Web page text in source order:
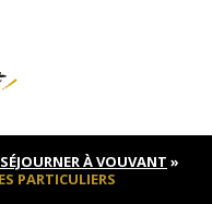
À VOUVANT »
PARTICULIERS